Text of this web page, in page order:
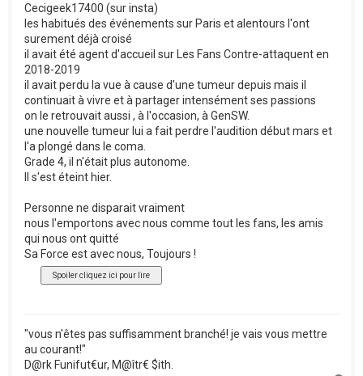
Cecigeek17400 (sur insta)
les habitués des événements sur Paris et alentours l'ont
surement déjà croisé
il avait été agent d'accueil sur Les Fans Contre-attaquent en
2018-2019
il avait perdu la vue à cause d'une tumeur depuis mais il
continuait à vivre et à partager intensément ses passions
on le retrouvait aussi , à l'occasion, à GenSW.
une nouvelle tumeur lui a fait perdre l'audition début mars et
l'a plongé dans le coma.
Grade 4, il n'était plus autonome.
Il s'est éteint hier.
Personne ne disparait vraiment
nous l'emportons avec nous comme tout les fans, les amis
qui nous ont quitté
Sa Force est avec nous, Toujours !
"vous n'êtes pas suffisamment branché! je vais vous mettre
au courant!"
D@rk Funifut€ur, M@îtr€ $ith.